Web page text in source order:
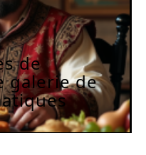
de
galerie de